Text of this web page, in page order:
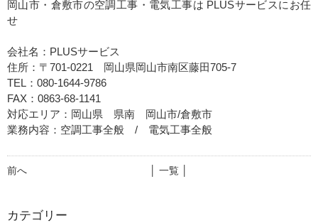
岡山市・倉敷市の空調工事・電気工事は PLUSサービスにお任
せ
会社名：PLUSサービス
住所：〒701-0221 岡山県岡山市南区藤田705-7
TEL：080-1644-9786
FAX：0863-68-1141
対応エリア：岡山県 県南 岡山市/倉敷市
業務内容：空調工事全般 / 電気工事全般
前へ │ 一覧 │
カテゴリー